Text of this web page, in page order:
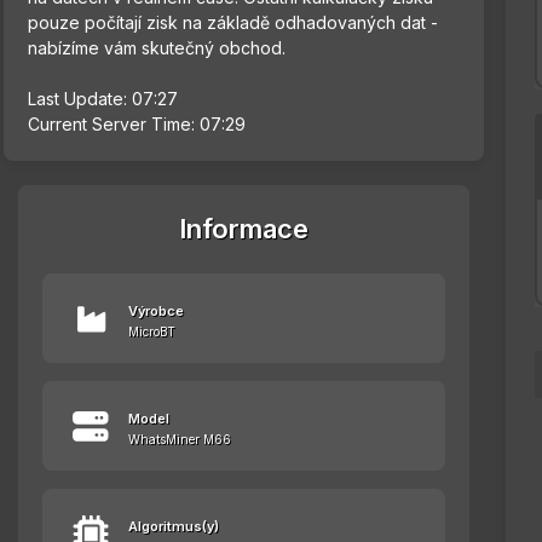
pouze počítají zisk na základě odhadovaných dat -
nabízíme vám skutečný obchod.
Last Update: 07:27
Current Server Time: 07:29
Informace
Výrobce
MicroBT
Model
WhatsMiner M66
Algoritmus(y)